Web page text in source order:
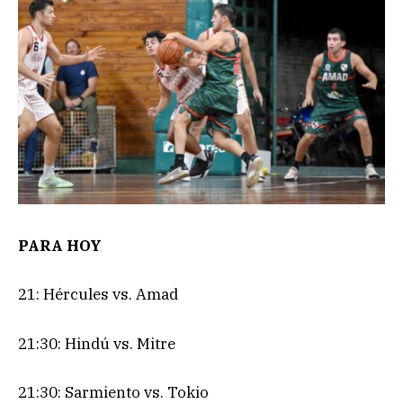
PARA HOY
21: Hércules vs. Amad
21:30: Hindú vs. Mitre
21:30: Sarmiento vs. Tokio